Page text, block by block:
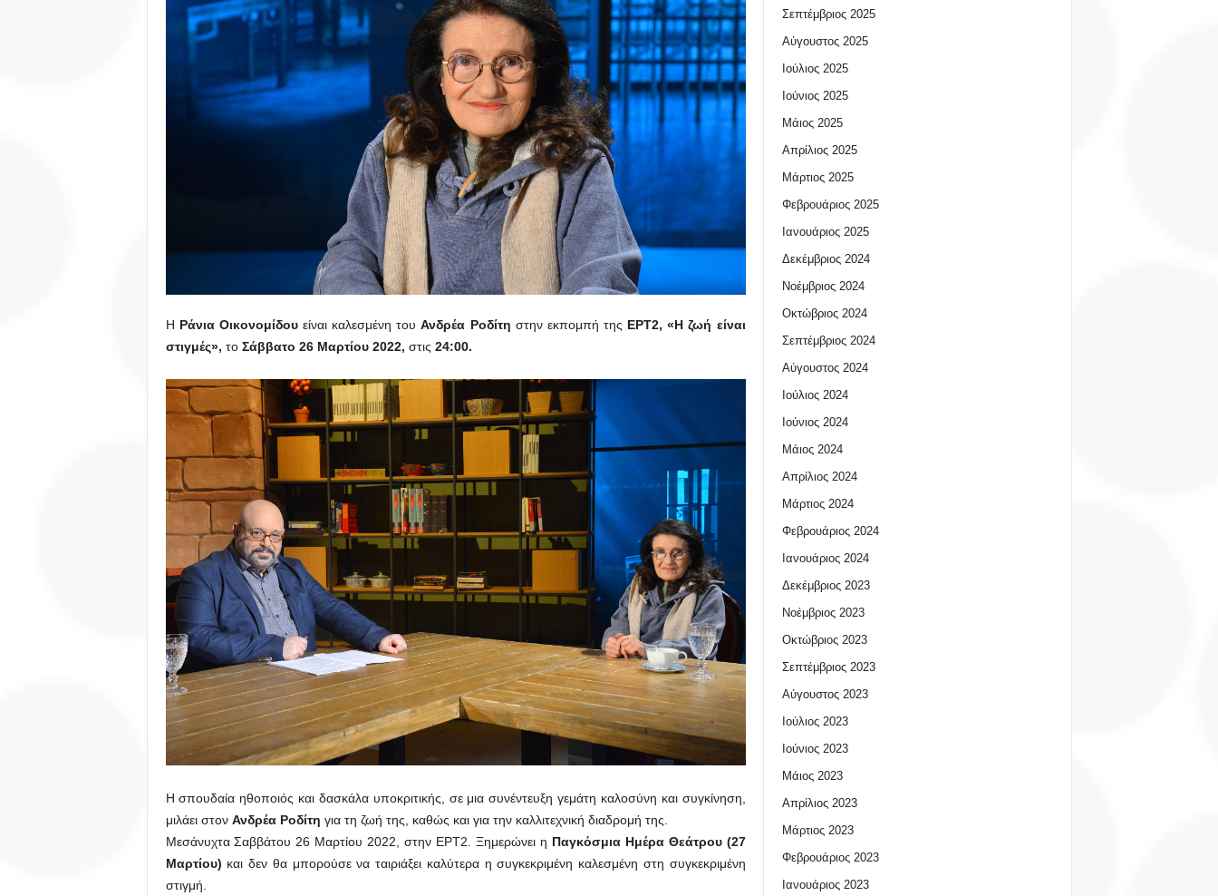
Η Ράνια Οικονομίδουείναι καλεσμένη τουΑνδρέα Ροδίτη στην εκπομπή της ΕΡΤ2, «Η ζωή είναι
στιγμές», το Σάββατο 26 Μαρτίου 2022, στις 24:00.
Η σπουδαία ηθοποιός και δασκάλα υποκριτικής, σε μια συνέντευξη γεμάτη καλοσύνη και συγκίνηση,
μιλάει στον Ανδρέα Ροδίτη για τη ζωή της, καθώς και για την καλλιτεχνική διαδρομή της.
Μεσάνυχτα Σαββάτου 26 Μαρτίου 2022, στην ΕΡΤ2. Ξημερώνει η Παγκόσμια Ημέρα Θεάτρου (27
Μαρτίου) και δεν θα μπορούσε να ταιριάξει καλύτερα η συγκεκριμένη καλεσμένη στη συγκεκριμένη
στιγμή.
Σεπτέμβριος 2025
Αύγουστος 2025
Ιούλιος 2025
Ιούνιος 2025
Μάιος 2025
Απρίλιος 2025
Μάρτιος 2025
Φεβρουάριος 2025
Ιανουάριος 2025
Δεκέμβριος 2024
Νοέμβριος 2024
Οκτώβριος 2024
Σεπτέμβριος 2024
Αύγουστος 2024
Ιούλιος 2024
Ιούνιος 2024
Μάιος 2024
Απρίλιος 2024
Μάρτιος 2024
Φεβρουάριος 2024
Ιανουάριος 2024
Δεκέμβριος 2023
Νοέμβριος 2023
Οκτώβριος 2023
Σεπτέμβριος 2023
Αύγουστος 2023
Ιούλιος 2023
Ιούνιος 2023
Μάιος 2023
Απρίλιος 2023
Μάρτιος 2023
Φεβρουάριος 2023
Ιανουάριος 2023